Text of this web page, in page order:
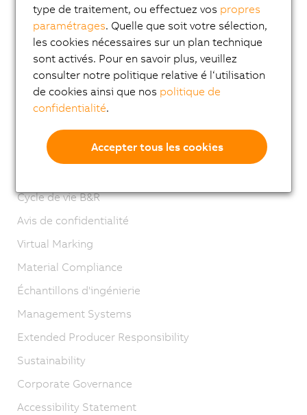
Blog
AutoMates
Service Email News
Carrière
Adresses
Contact
Mentions légales
Cycle de vie B&R
Avis de confidentialité
Virtual Marking
Material Compliance
Échantillons d'ingénierie
Management Systems
Extended Producer Responsibility
Sustainability
Corporate Governance
Accessibility Statement
type de traitement, ou effectuez vos propres
paramétrages. Quelle que soit votre sélection,
les cookies nécessaires sur un plan technique
sont activés. Pour en savoir plus, veuillez
consulter notre politique relative é l‘utilisation
de cookies ainsi que nos politique de
confidentialité.
Accepter tous les cookies